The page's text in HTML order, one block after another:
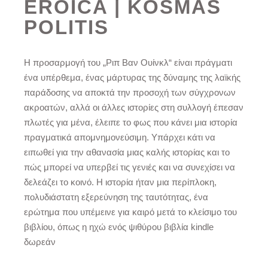
EROICA | KOSMAS
POLITIS
Η προσαρμογή του „Ριπ Βαν Ουίνκλ“ είναι πράγματι
ένα υπέρθεμα, ένας μάρτυρας της δύναμης της λαϊκής
παράδοσης να αποκτά την προσοχή των σύγχρονων
ακροατών, αλλά οι άλλες ιστορίες στη συλλογή έπεσαν
πλωτές για μένα, έλειπε το φως που κάνει μια ιστορία
πραγματικά απομνημονεύσιμη. Υπάρχει κάτι να
ειπωθεί για την αθανασία μιας καλής ιστορίας και το
πώς μπορεί να υπερβεί τις γενιές και να συνεχίσει να
δελεάζει το κοινό. Η ιστορία ήταν μια περίπλοκη,
πολυδιάστατη εξερεύνηση της ταυτότητας, ένα
ερώτημα που υπέμεινε για καιρό μετά το κλείσιμο του
βιβλίου, όπως η ηχώ ενός ψιθύρου βιβλία kindle
δωρεάν